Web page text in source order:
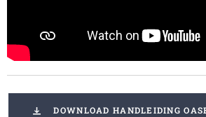
DOWNLOAD HANDLEIDING